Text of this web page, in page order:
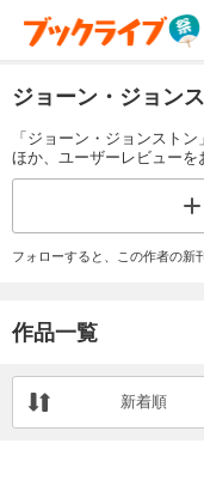
ジョーン・ジョン
「ジョーン・ジョンストン
ほか、ユーザーレビューを
フォローすると、この作者の新
作品一覧
新着順